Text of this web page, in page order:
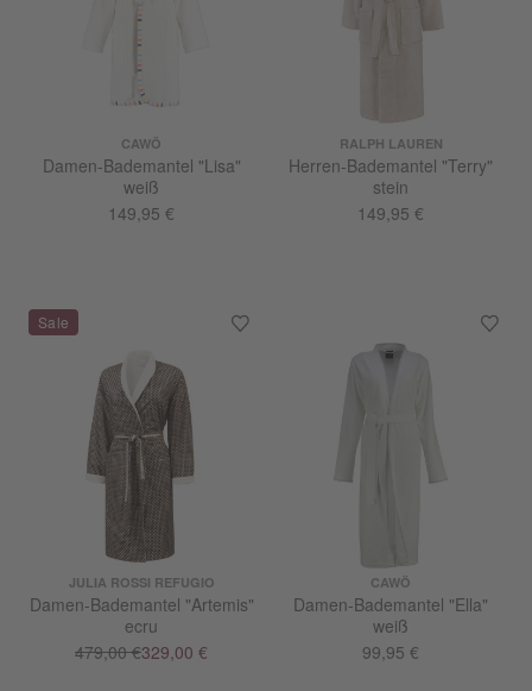
CAWÖ
Damen-Bademantel "Lisa"
weiß
149,95 €
RALPH LAUREN
Herren-Bademantel "Terry"
stein
149,95 €
JULIA ROSSI REFUGIO
Damen-Bademantel "Artemis"
ecru
479,00 €329,00 €
CAWÖ
Damen-Bademantel "Ella"
weiß
99,95 €